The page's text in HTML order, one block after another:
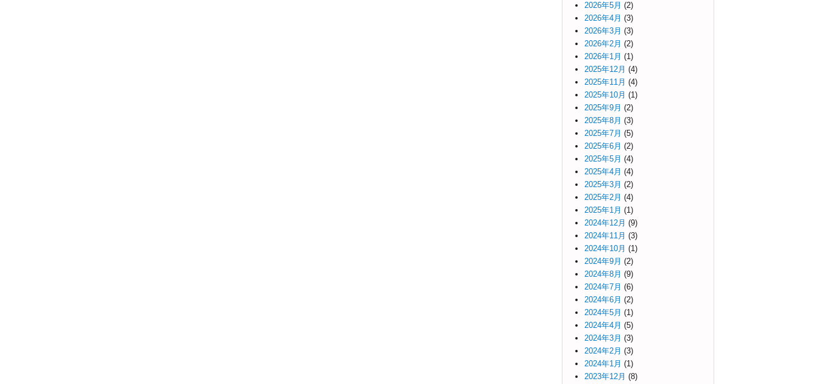
2026年5月 (2)
2026年4月 (3)
2026年3月 (3)
2026年2月 (2)
2026年1月 (1)
2025年12月 (4)
2025年11月 (4)
2025年10月 (1)
2025年9月 (2)
2025年8月 (3)
2025年7月 (5)
2025年6月 (2)
2025年5月 (4)
2025年4月 (4)
2025年3月 (2)
2025年2月 (4)
2025年1月 (1)
2024年12月 (9)
2024年11月 (3)
2024年10月 (1)
2024年9月 (2)
2024年8月 (9)
2024年7月 (6)
2024年6月 (2)
2024年5月 (1)
2024年4月 (5)
2024年3月 (3)
2024年2月 (3)
2024年1月 (1)
2023年12月 (8)